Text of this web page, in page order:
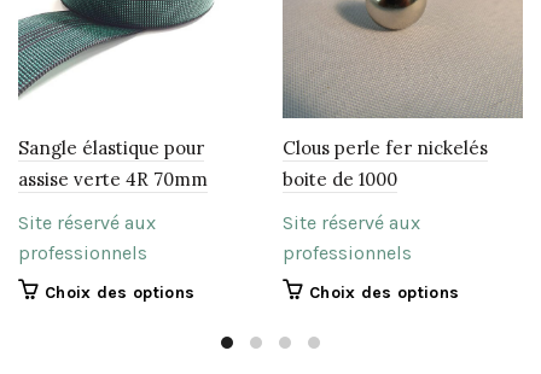
Sangle élastique pour
assise verte 4R 70mm
Site réservé aux
professionnels
Choix des options
Clous perle fer nickelés
boite de 1000
Site réservé aux
professionnels
Choix des options